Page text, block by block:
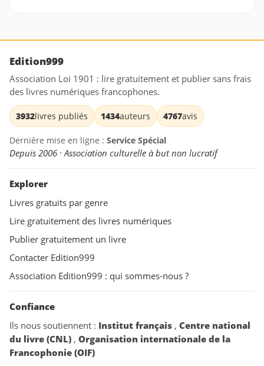
Edition999
Association Loi 1901 : lire gratuitement et publier sans frais
des livres numériques francophones.
3932livres publiés 1434auteurs 4767avis
Dernière mise en ligne : Service Spécial
Depuis 2006 · Association culturelle à but non lucratif
Explorer
Livres gratuits par genre
Lire gratuitement des livres numériques
Publier gratuitement un livre
Contacter Edition999
Association Edition999 : qui sommes-nous ?
Confiance
Ils nous soutiennent : Institut français , Centre national
du livre (CNL) , Organisation internationale de la
Francophonie (OIF)